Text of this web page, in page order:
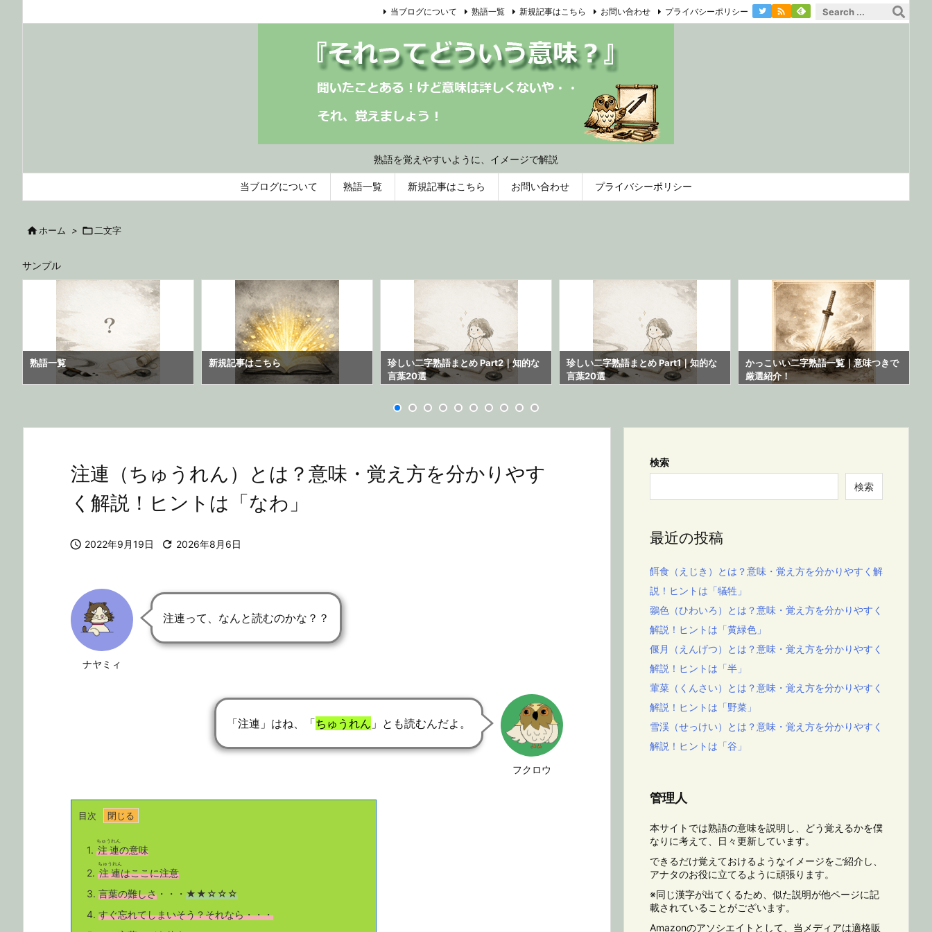
熟語を覚えやすいように、イメージで解説
当ブログについて 熟語一覧 新規記事はこちら お問い合わせ プライバシーポリシー
当ブログについて 熟語一覧 新規記事はこちら お問い合わせ プライバシーポリシー 
 ホーム >  二文字
サンプル
熟語一覧 新規記事はこちら
珍しい二字熟語まとめ Part2｜知的な
言葉20選
珍しい二字熟語まとめ Part1｜知的な
言葉20選
かっこいい二字熟語一覧｜意味つきで
厳選紹介！
注連（ちゅうれん）とは？意味・覚え方を分かりやす
く解説！ヒントは「なわ」
 2022年9月19日  2026年8月6日
ナヤミィ
注連って、なんと読むのかな？？
フクロウ
「注連」はね、「ちゅうれん 」とも読むんだよ。
目次
1. 注連
ちゅうれん
の意味
2. 注連
ちゅうれん
はここに注意
3. 言葉の難しさ ・・・ ★★☆☆☆
4. すぐ忘れてしまいそう？それなら・・・
検索
検索
最近の投稿
餌食（えじき）とは？意味・覚え方を分かりやすく解
説！ヒントは「犠牲」
鶸色（ひわいろ）とは？意味・覚え方を分かりやすく
解説！ヒントは「黄緑色」
偃月（えんげつ）とは？意味・覚え方を分かりやすく
解説！ヒントは「半」
葷菜（くんさい）とは？意味・覚え方を分かりやすく
解説！ヒントは「野菜」
雪渓（せっけい）とは？意味・覚え方を分かりやすく
解説！ヒントは「谷」
管理人
本サイトでは熟語の意味を説明し、どう覚えるかを僕
なりに考えて、日々更新しています。
できるだけ覚えておけるようなイメージをご紹介し、
アナタのお役に立てるように頑張ります。
※同じ漢字が出てくるため、似た説明が他ページに記
載されていることがございます。
Amazonのアソシエイトとして、当メディアは適格販